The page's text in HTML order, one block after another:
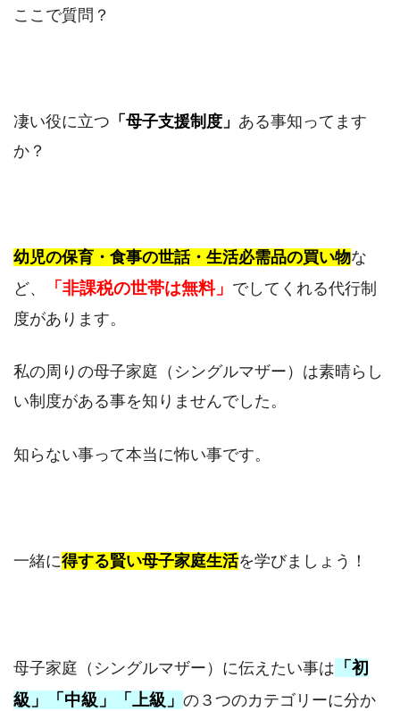
ここで質問？
凄い役に立つ 「母子支援制度」 ある事知ってます
か？
幼児の保育・食事の世話・生活必需品の買い物な
ど、
「非課税の世帯は無料」 でしてくれる代行制
度があります。
私の周りの母子家庭（シングルマザー）は素晴らし
い制度がある事を知りませんでした。
知らない事って本当に怖い事です。
一緒に得する賢い母子家庭生活を学びましょう！
母子家庭（シングルマザー）に伝えたい事は 「初
級」「中級」「上級」 の３つのカテゴリーに分か